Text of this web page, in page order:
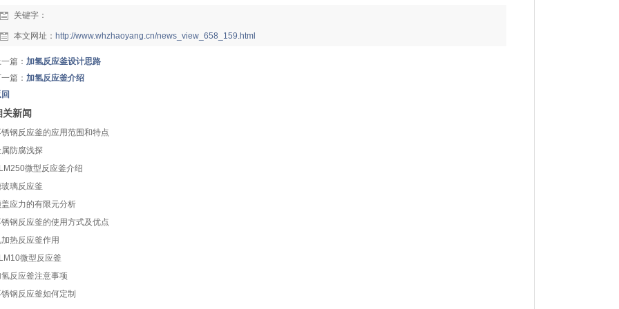
关键字：
本文网址： http://www.whzhaoyang.cn/news_view_658_159.html
篇： 加氢反应釜设计思路
篇： 加氢反应釜介绍
关新闻
钢反应釜的应用范围和特点
防腐浅探
微型反应釜介绍
璃反应釜
应力的有限元分析
钢反应釜的使用方式及优点
热反应釜作用
微型反应釜
反应釜注意事项
钢反应釜如何定制